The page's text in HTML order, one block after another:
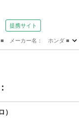
提携サイト
■ メーカー名： ホンダ ■
）